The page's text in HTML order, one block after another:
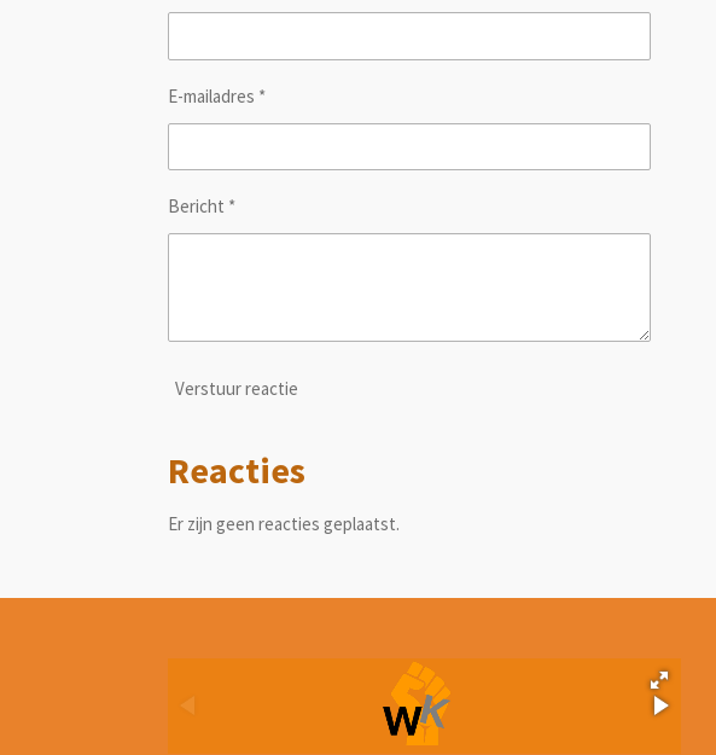
E-mailadres *
Bericht *
Verstuur reactie
Reacties
Er zijn geen reacties geplaatst.